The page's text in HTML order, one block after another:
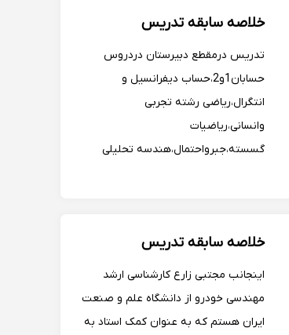
1392 . ریاضی متوسطه اول و دوم.
خلاصه سابقه تدریس
تدریس درمقطع دبیرستان دردروس
حسابان1و2،حساب دیفرانسیل و
انتگرال،ریاضی رشته تجربی
وانسانی،ریاضیات
گسسته،جبرواحتمال،هندسه تحلیلی
مختلط،تحقیق درعملیات
مدیریت،آماروکاربرآن درمدیریت،ریاضی
خلاصه سابقه تدریس
اینجانب مجتبی زارع کارشناسی ارشد
مهندسی خودرو از دانشگاه علم و صنعت
ایران هستم که به عنوان کمک استاد به